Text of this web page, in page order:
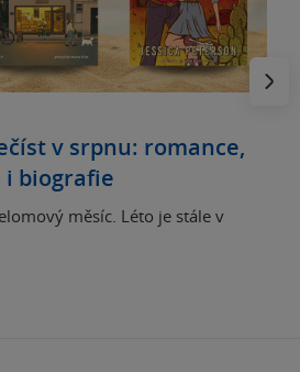
v srpnu: romance,
biografie
měsíc. Léto je stále v